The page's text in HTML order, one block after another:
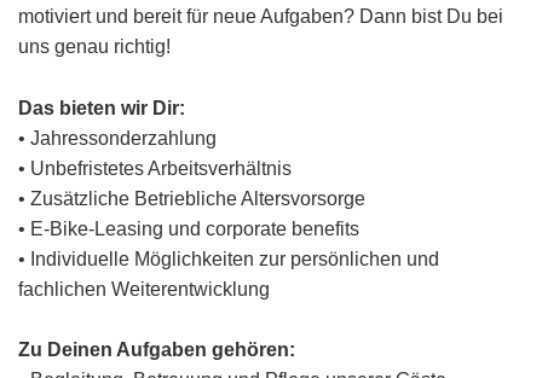
motiviert und bereit für neue Aufgaben? Dann bist Du bei
uns genau richtig!
Das bieten wir Dir:
• Jahressonderzahlung
• Unbefristetes Arbeitsverhältnis
• Zusätzliche Betriebliche Altersvorsorge
• E-Bike-Leasing und corporate benefits
• Individuelle Möglichkeiten zur persönlichen und
fachlichen Weiterentwicklung
Zu Deinen Aufgaben gehören: